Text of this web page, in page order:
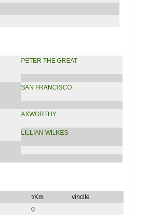
PETER THE GREAT
SAN FRANCISCO
AXWORTHY
LILLIAN WILKES
t/Km
vincite
0